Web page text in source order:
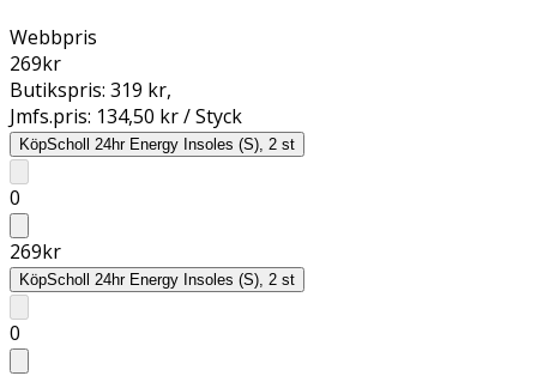
Webbpris
269kr
Butikspris: 319 kr,
Jmfs.pris: 134,50 kr / Styck
KöpScholl 24hr Energy Insoles (S), 2 st
0
269kr
KöpScholl 24hr Energy Insoles (S), 2 st
0